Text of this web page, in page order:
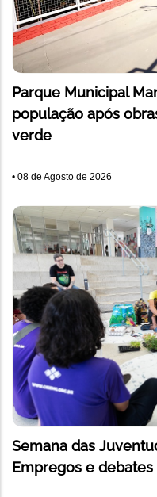
Parque Municipal
população após
verde
• 08 de Agosto de 2026
Semana das
Empregos e